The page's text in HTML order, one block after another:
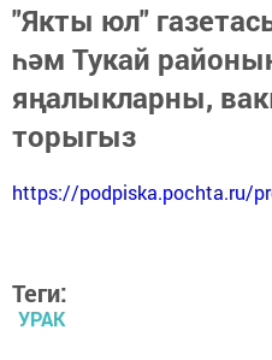
"Якты юл"
һәм Тукай
яңалыкларны,
торыгыз
https://podpiska.pochta.ru/
Теги:
УРАК